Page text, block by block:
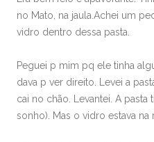
no Mato, na jaula.Achei um
vidro dentro dessa pasta.
Peguei p mim pq ele tinha
dava p ver direito. Levei a
cai no chão. Levantei. A
sonho). Mas o vidro estava na